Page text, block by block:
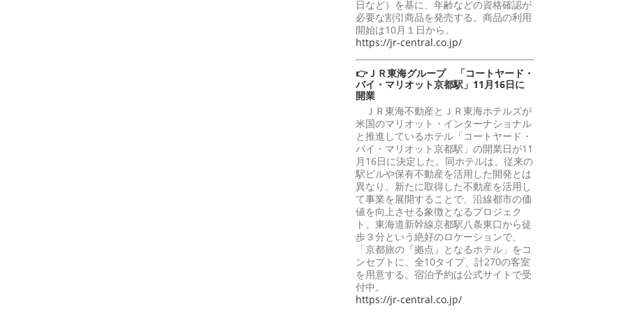
日など）を基に、年齢などの資格確認が
必要な割引商品を発売する。商品の利用
開始は10月１日から。
https://jr-central.co.jp/
👉ＪＲ東海グループ 「コートヤード・
バイ・マリオット京都駅」11月16日に
開業
ＪＲ東海不動産とＪＲ東海ホテルズが
米国のマリオット・インターナショナル
と推進しているホテル「コートヤード・
バイ・マリオット京都駅」の開業日が11
月16日に決定した。同ホテルは、従来の
駅ビルや保有不動産を活用した開発とは
異なり、新たに取得した不動産を活用し
て事業を展開することで、沿線都市の価
値を向上させる象徴となるプロジェク
ト。東海道新幹線京都駅八条東口から徒
歩３分という絶好のロケーションで、
「京都旅の『拠点』となるホテル」をコ
ンセプトに、全10タイプ、計270の客室
を用意する。宿泊予約は公式サイトで受
付中。
https://jr-central.co.jp/